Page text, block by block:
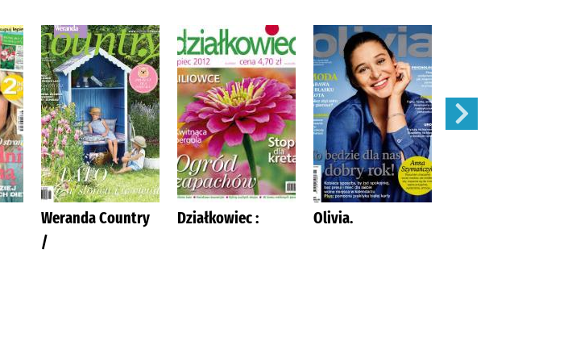
Weranda Country
/
Działkowiec : Olivia.